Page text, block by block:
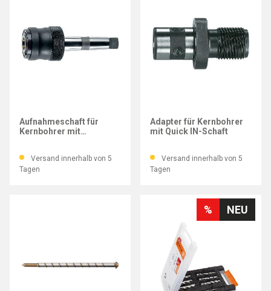
Aufnahmeschaft für
Kernbohrer mit
Versand innerhalb von 5
Tagen
Adapter für Kernbohrer
mit Quick IN-Schaft
Versand innerhalb von 5
Tagen
NEU
%